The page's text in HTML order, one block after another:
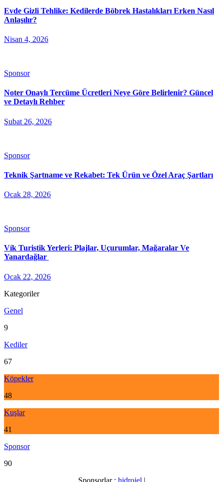
Evde Gizli Tehlike: Kedilerde Böbrek Hastalıkları Erken Nasıl
Anlaşılır?
Nisan 4, 2026
Sponsor
Noter Onaylı Tercüme Ücretleri Neye Göre Belirlenir? Güncel
ve Detaylı Rehber
Şubat 26, 2026
Sponsor
Teknik Şartname ve Rekabet: Tek Ürün ve Özel Araç Şartları
Ocak 28, 2026
Sponsor
Vík Turistik Yerleri: Plajlar, Uçurumlar, Mağaralar Ve
Yanardağlar
Ocak 22, 2026
Kategoriler
Genel
9
Kediler
67
Köpekler
48
Kuşlar
41
Sponsor
90
Sponsorlar : hidrojel |